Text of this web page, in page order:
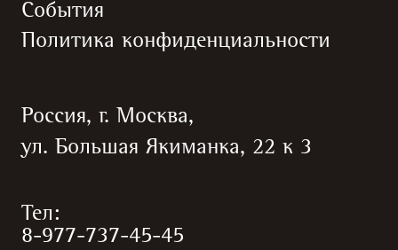
События
Политика конфиденциальности
Россия, г. Москва,
ул. Большая Якиманка, 22 к 3
Тел:
8-977-737-45-45